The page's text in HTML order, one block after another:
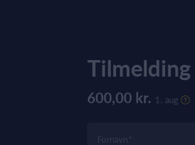
600,00 kr. 1. aug
Fornavn